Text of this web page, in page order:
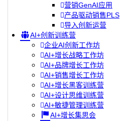
营销GenAI应用
产品驱动销售PLS
导入创新运营
AI+创新训练营
企业AI创新工作坊
AI+增长战略工作坊
AI+品牌增长工作坊
AI+销售增长工作坊
AI+增长黑客训练营
AI+设计思维训练营
AI+敏捷管理训练营
AI+增长集思会